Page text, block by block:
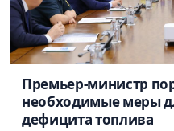
Премьер-министр
необходимые меры
дефицита топлива